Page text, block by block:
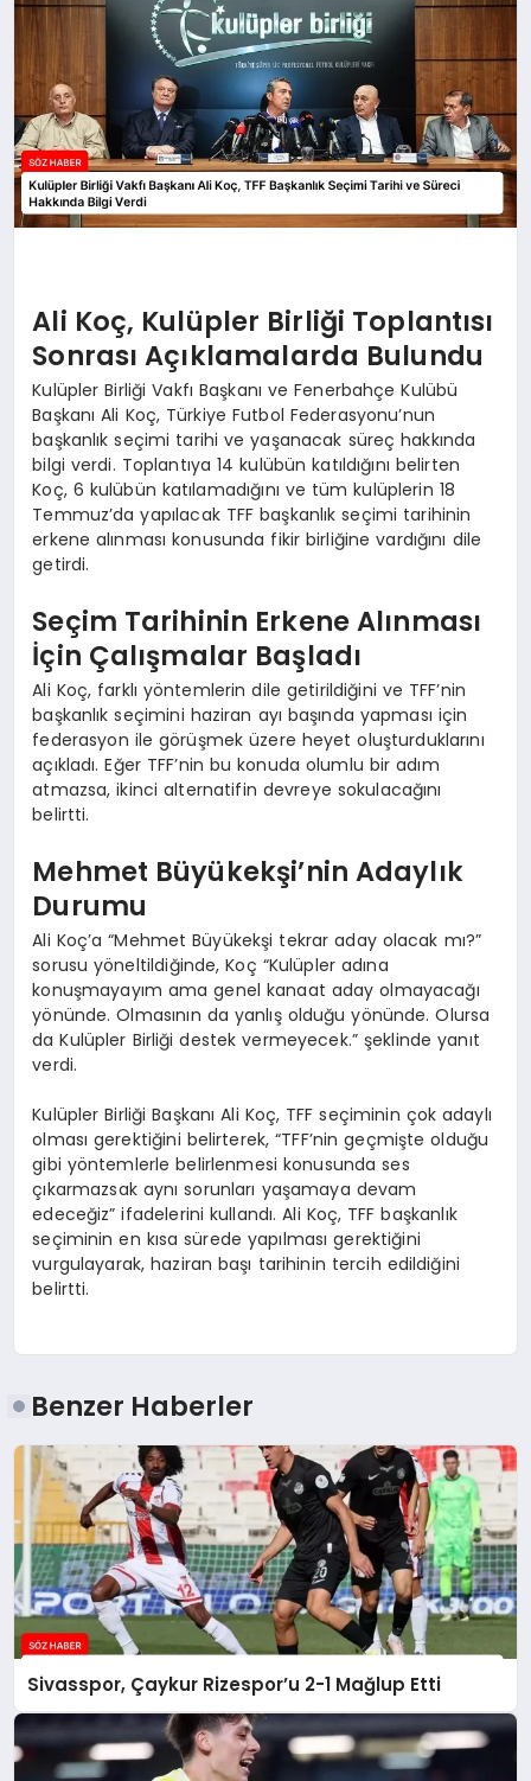
Ali Koç, Kulüpler Birliği Toplantısı
Sonrası Açıklamalarda Bulundu
Kulüpler Birliği Vakfı Başkanı ve Fenerbahçe Kulübü
Başkanı Ali Koç, Türkiye Futbol Federasyonu’nun
başkanlık seçimi tarihi ve yaşanacak süreç hakkında
bilgi verdi. Toplantıya 14 kulübün katıldığını belirten
Koç, 6 kulübün katılamadığını ve tüm kulüplerin 18
Temmuz’da yapılacak TFF başkanlık seçimi tarihinin
erkene alınması konusunda fikir birliğine vardığını dile
getirdi.
Seçim Tarihinin Erkene Alınması
İçin Çalışmalar Başladı
Ali Koç, farklı yöntemlerin dile getirildiğini ve TFF’nin
başkanlık seçimini haziran ayı başında yapması için
federasyon ile görüşmek üzere heyet oluşturduklarını
açıkladı. Eğer TFF’nin bu konuda olumlu bir adım
atmazsa, ikinci alternatifin devreye sokulacağını
belirtti.
Mehmet Büyükekşi’nin Adaylık
Durumu
Ali Koç’a “Mehmet Büyükekşi tekrar aday olacak mı?”
sorusu yöneltildiğinde, Koç “Kulüpler adına
konuşmayayım ama genel kanaat aday olmayacağı
yönünde. Olmasının da yanlış olduğu yönünde. Olursa
da Kulüpler Birliği destek vermeyecek.” şeklinde yanıt
verdi.
Kulüpler Birliği Başkanı Ali Koç, TFF seçiminin çok adaylı
olması gerektiğini belirterek, “TFF’nin geçmişte olduğu
gibi yöntemlerle belirlenmesi konusunda ses
çıkarmazsak aynı sorunları yaşamaya devam
edeceğiz” ifadelerini kullandı. Ali Koç, TFF başkanlık
seçiminin en kısa sürede yapılması gerektiğini
vurgulayarak, haziran başı tarihinin tercih edildiğini
belirtti.
Benzer Haberler
Sivasspor, Çaykur Rizespor’u 2-1 Mağlup Etti